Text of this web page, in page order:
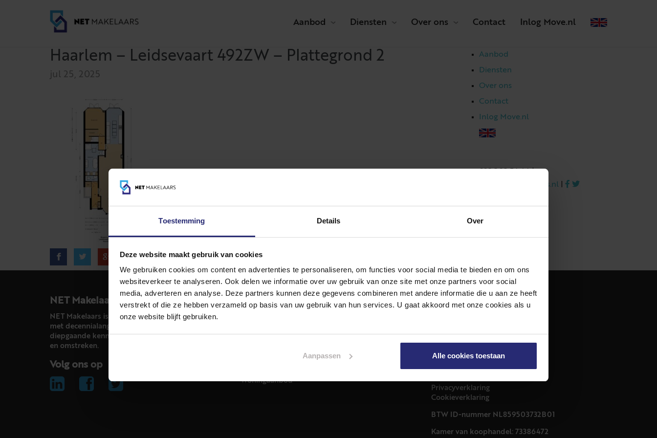
Toestemming Details Over
Deze website maakt gebruik van cookies
We gebruiken cookies om content en advertenties te personaliseren, om functies voor social media te bieden en om ons
websiteverkeer te analyseren. Ook delen we informatie over uw gebruik van onze site met onze partners voor social
media, adverteren en analyse. Deze partners kunnen deze gegevens combineren met andere informatie die u aan ze heeft
verstrekt of die ze hebben verzameld op basis van uw gebruik van hun services. U gaat akkoord met onze cookies als u
onze website blijft gebruiken.
Aanpassen Alle cookies toestaan
Aanbod Diensten Over ons Contact Inlog Move.nl
Haarlem – Leidsevaart 492ZW – Plattegrond 2
jul 25, 2025
Aanbod
Diensten
Over ons
Contact
Inlog Move.nl
info@netmakelaars.nl
NET Makelaars
NET Makelaars is een modern makelaarskantoor
met decennialange ervaring in het vak en
diepgaande kennis van de huizenmarkt in Haarlem
en omstreken.
Volg ons op
Diensten
Verkoop
Woningaanbod
Adres
Contact
info@netmakelaars.nl
Privacyverklaring
Cookieverklaring
BTW ID-nummer NL859503732B01
Kamer van koophandel: 73386472